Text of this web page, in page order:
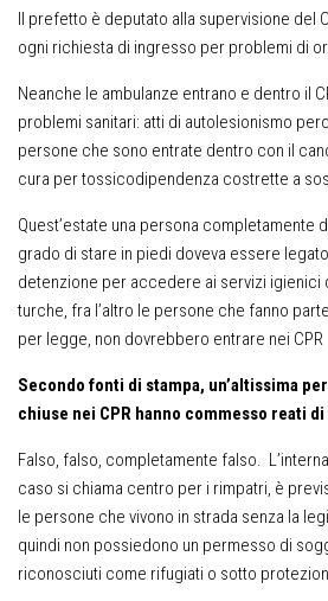
Il prefetto è deputato alla supervisione del
ogni richiesta di ingresso per problemi di
Neanche le ambulanze entrano e dentro il
problemi sanitari: atti di autolesionismo
persone che sono entrate dentro con il
cura per tossicodipendenza costrette a
Quest’estate una persona completamente
grado di stare in piedi doveva essere
detenzione per accedere ai servizi igienici
turche, fra l’altro le persone che fanno
per legge, non dovrebbero entrare nei CPR
Secondo fonti di stampa, un’altissima
chiuse nei CPR hanno commesso reati
Falso, falso, completamente falso.
caso si chiama centro per i rimpatri, è
le persone che vivono in strada senza la
quindi non possiedono un permesso di
riconosciuti come rifugiati o sotto